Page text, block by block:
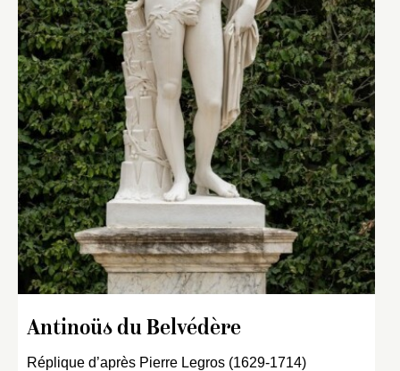
Antinoüs du Belvédère
Réplique d’après Pierre Legros (1629-1714)